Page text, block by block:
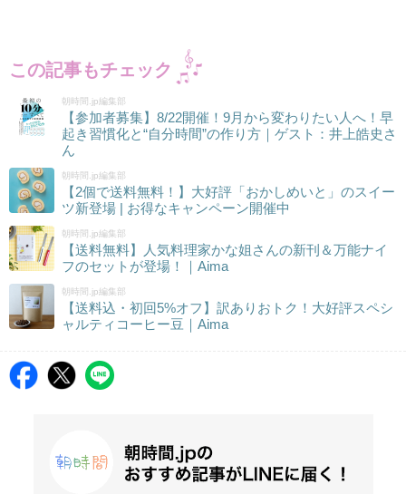
この記事もチェック
朝時間.jp編集部
【参加者募集】8/22開催！9月から変わりたい人へ！早
起き習慣化と“自分時間”の作り方｜ゲスト：井上皓史さ
ん
朝時間.jp編集部
【2個で送料無料！】大好評「おかしめいと」のスイー
ツ新登場 | お得なキャンペーン開催中
朝時間.jp編集部
【送料無料】人気料理家かな姐さんの新刊＆万能ナイ
フのセットが登場！｜Aima
朝時間.jp編集部
【送料込・初回5%オフ】訳ありおトク！大好評スペシ
ャルティコーヒー豆｜Aima